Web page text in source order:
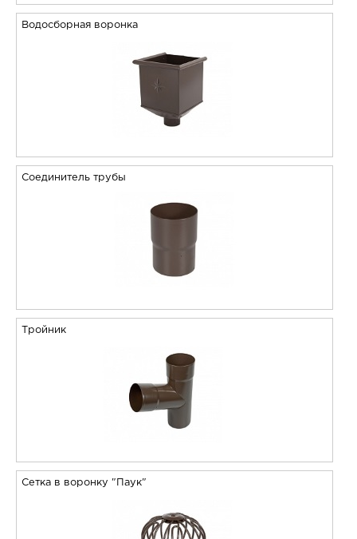
Водосборная воронка
Соединитель трубы
Тройник
Сетка в воронку "Паук"